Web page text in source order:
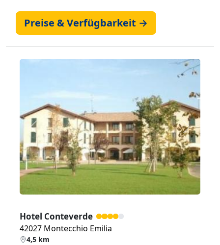
Preise & Verfügbarkeit →
Zurück Weiter
Hotel Conteverde
42027 Montecchio Emilia
4,5 km